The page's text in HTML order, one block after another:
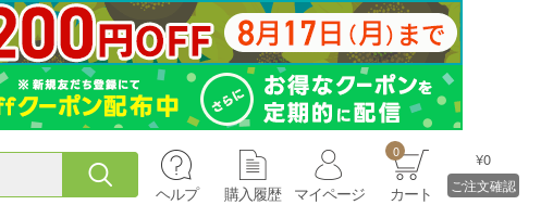
ヘルプ 購入履歴 マイページ
0
カート
¥0
ご注文確認